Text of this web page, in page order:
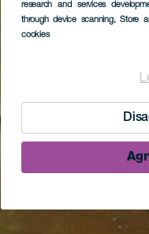
research and services
through device scanning, Store
cookies